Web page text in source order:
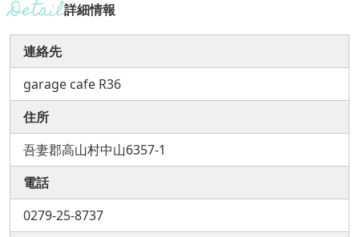
詳細情報
連絡先
garage cafe R36
住所
吾妻郡高山村中山6357-1
電話
0279-25-8737